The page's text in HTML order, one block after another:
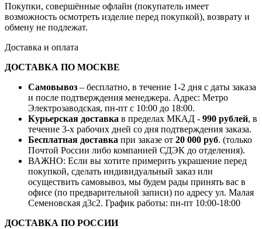
Покупки, совершённые офлайн (покупатель имеет
возможность осмотреть изделие перед покупкой), возврату и
обмену не подлежат.
Доставка и оплата
ДОСТАВКА ПО МОСКВЕ
Самовывоз – бесплатно, в течение 1-2 дня с даты заказа
и после подтверждения менеджера. Адрес: Метро
Электрозаводская, пн-пт с 10:00 до 18:00.
Курьерская доставка в пределах МКАД - 990 рублей, в
течение 3-х рабочих дней со дня подтверждения заказа.
Бесплатная доставка при заказе от 20 000 руб. (только
Почтой России либо компанией СДЭК до отделения).
ВАЖНО: Если вы хотите примерить украшение перед
покупкой, сделать индивидуальный заказ или
осуществить самовывоз, мы будем рады принять вас в
офисе (по предварительной записи) по адресу ул. Малая
Семеновская д3с2. График работы: пн-пт 10:00-18:00
ДОСТАВКА ПО РОССИИ